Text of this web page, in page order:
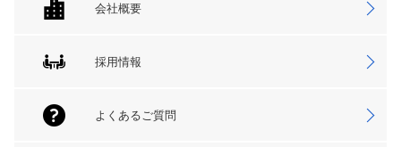
会社概要
採用情報
よくあるご質問